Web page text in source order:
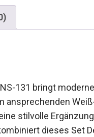
131 bringt
ansprechenden
stilvolle
dieses Set